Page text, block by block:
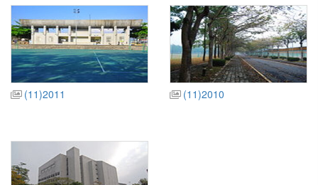
(11)2011 (11)2010